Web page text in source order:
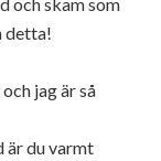
och skam som
detta!
jag är så
är du varmt